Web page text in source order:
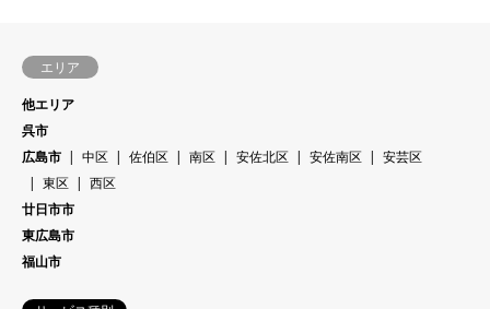
エリア
他エリア
呉市
広島市
中区 佐伯区 南区 安佐北区 安佐南区
安芸区
東区
西区
廿日市市
東広島市
福山市